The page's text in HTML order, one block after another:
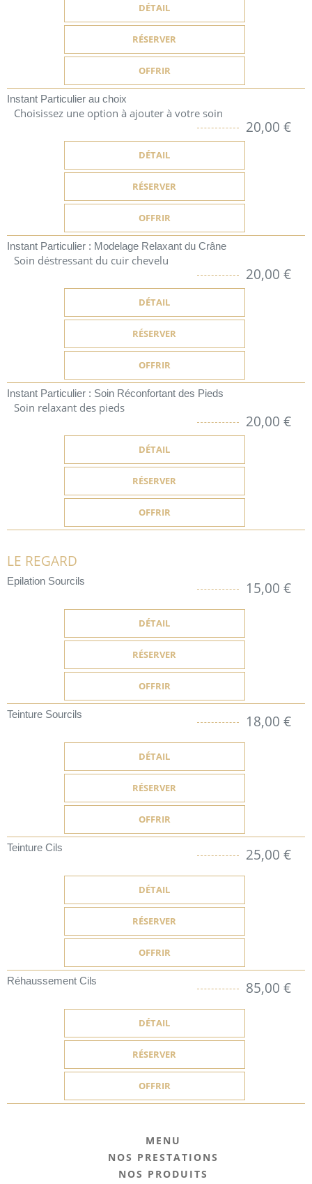
DÉTAIL
RÉSERVER
OFFRIR
Instant Particulier au choix
Choisissez une option à ajouter à votre soin
20,00 €
DÉTAIL
RÉSERVER
OFFRIR
Instant Particulier : Modelage Relaxant du Crâne
Soin déstressant du cuir chevelu
20,00 €
DÉTAIL
RÉSERVER
OFFRIR
Instant Particulier : Soin Réconfortant des Pieds
Soin relaxant des pieds
20,00 €
DÉTAIL
RÉSERVER
OFFRIR
LE REGARD
Epilation Sourcils 15,00 €
DÉTAIL
RÉSERVER
OFFRIR
Teinture Sourcils 18,00 €
DÉTAIL
RÉSERVER
OFFRIR
Teinture Cils 25,00 €
DÉTAIL
RÉSERVER
OFFRIR
Réhaussement Cils 85,00 €
DÉTAIL
RÉSERVER
OFFRIR
MENU
NOS PRESTATIONS
NOS PRODUITS